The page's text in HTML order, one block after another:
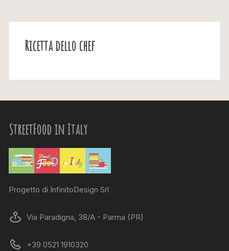
Ricetta dello chef
StreetFood in Italy
Progetto di InfinitoDesign Srl
Via Paradigna, 38/A - Parma (PR)
+39 0521 1910320